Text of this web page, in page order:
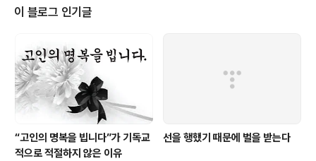
겸손한 방법은 그분이 필요하기 때문에 사랑하는 것이다.
하나님을 사랑하기 위해서는 그분이 거주하시는 저 하늘까
손히 하나님을 사랑할 때, 이 땅에 남아 있기를 원한다. 하
나님은 완전한 분이시기 때문에 그분을 사랑하기 위해서는
더욱 고결해져야 할 것처럼 보인다..
이 블로그 인기글
“고인의 명복을 빕니다”가 기독교
적으로 적절하지 않은 이유
선을 행했기 때문에 벌을 받는다